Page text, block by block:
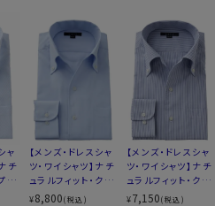
・ファブリックは、形態安
非常に楽。
ですが、特に本製品は下記
後のお手入れが楽になり
めに設定（1分以内を目安
ワも残りにくくなります。
り出し、軽くはたいてシワ
ンピースカラー）
ャ
チ
レ
態
【メンズ・ドレスシャ
ツ・ワイシャツ】ナチ
ュラルフィット・クー
ルマックス・オールシ
¥8,800(税込)
【メンズ・ドレスシャ
ツ・ワイシャツ】ナチ
ュラルフィット・クー
ルマックス・ドライ・
¥7,150(税込)